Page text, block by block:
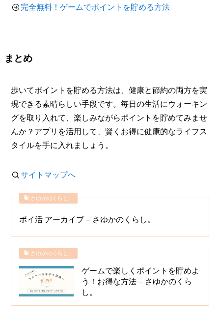
完全無料！ゲームでポイントを貯める方法
まとめ
歩いてポイントを貯める方法は、健康と節約の両方を実
現できる素晴らしい手段です。毎日の生活にウォーキン
グを取り入れて、楽しみながらポイントを貯めてみませ
んか？アプリを活用して、賢くお得に健康的なライフス
タイルを手に入れましょう。
サイトマップへ
さゆかのくらし。
ポイ活 アーカイブ – さゆかのくらし。
さゆかのくらし。
ゲームで楽しくポイントを貯めよ
う！お得な方法 – さゆかのくら
し。